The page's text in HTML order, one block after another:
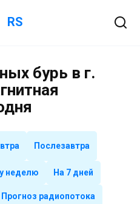
RS
бурь в г.
Послезавтра
неделю На 7 дней
Прогноз радиопотока